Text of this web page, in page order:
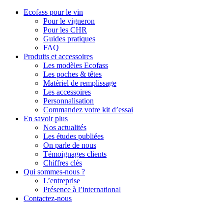
Ecofass pour le vin
Pour le vigneron
Pour les CHR
Guides pratiques
FAQ
Produits et accessoires
Les modèles Ecofass
Les poches & têtes
Matériel de remplissage
Les accessoires
Personnalisation
Commandez votre kit d’essai
En savoir plus
Nos actualités
Les études publiées
On parle de nous
Témoignages clients
Chiffres clés
Qui sommes-nous ?
L’entreprise
Présence à l’international
Contactez-nous